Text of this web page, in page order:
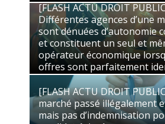
[FLASH ACTU DROIT
Différentes agences d’une
sont dénuées d’autonomie
et constituent un seul et
opérateur économique
offres sont parfaitement
sont dénuées d’autonomie
et constituent un seul et
opérateur économique
offres sont parfaitement
29/05/2026
Droit Public
[FLASH ACTU DROIT
marché passé illégalement
mais pas d’indemnisation
[FLASH ACTU DROIT
marché passé illégalement
mais pas d’indemnisation
candidat évincé